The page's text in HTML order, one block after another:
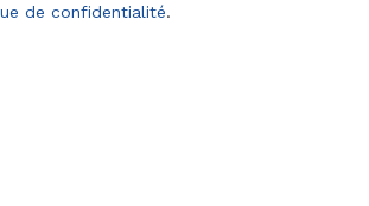
de confidentialité.